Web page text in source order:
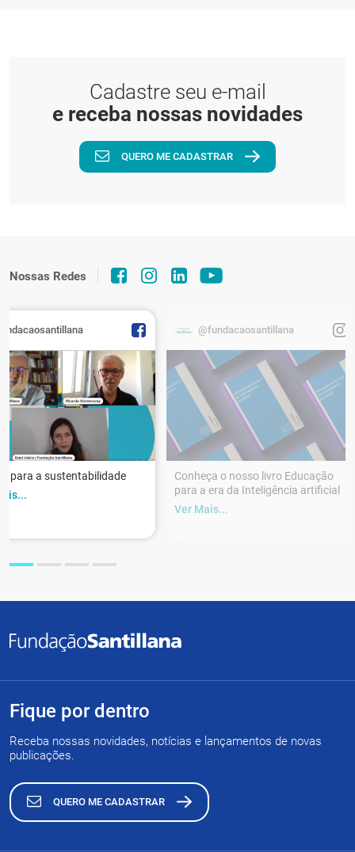
Cadastre seu e-mail
e receba nossas novidades
QUERO ME CADASTRAR
Nossas Redes
para a sustentabilidade
@fundacaosantillana
Conheça o nosso livro Educação
para a era da Inteligência artificial
Ver Mais...
Fique por dentro
Receba nossas novidades, notícias e lançamentos de novas
publicações.
QUERO ME CADASTRAR